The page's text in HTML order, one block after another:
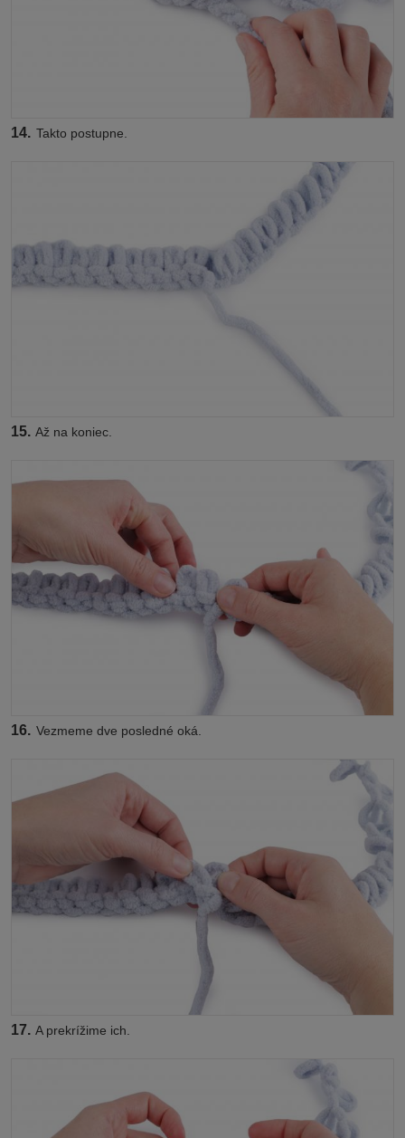
14. Takto postupne.
15. Až na koniec.
16. Vezmeme dve posledné oká.
17. A prekrížime ich.